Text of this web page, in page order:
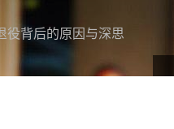
役背后的原因与深思